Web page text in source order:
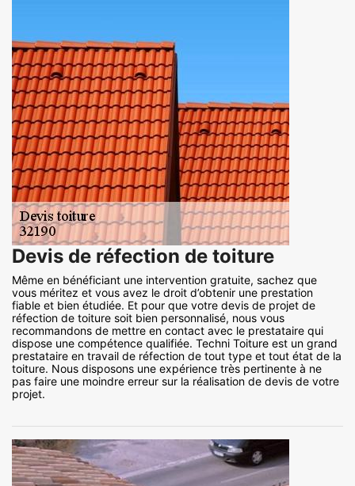
Devis de réfection de toiture
Même en bénéficiant une intervention gratuite, sachez que
vous méritez et vous avez le droit d’obtenir une prestation
fiable et bien étudiée. Et pour que votre devis de projet de
réfection de toiture soit bien personnalisé, nous vous
recommandons de mettre en contact avec le prestataire qui
dispose une compétence qualifiée. Techni Toiture est un grand
prestataire en travail de réfection de tout type et tout état de la
toiture. Nous disposons une expérience très pertinente à ne
pas faire une moindre erreur sur la réalisation de devis de votre
projet.